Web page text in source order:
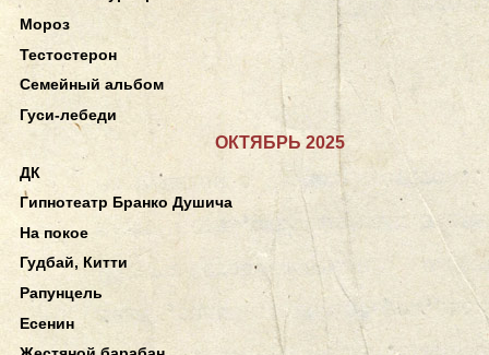
Мороз
Тестостерон
Семейный альбом
Гуси-лебеди
ОКТЯБРЬ 2025
ДК
Гипнотеатр Бранко Душича
На покое
Гудбай, Китти
Рапунцель
Есенин